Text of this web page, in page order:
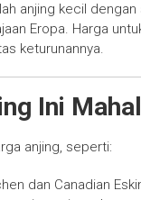
anjing kecil
Eropa. Harga
keturunannya.
Ini
anjing, seperti:
dan Canadian